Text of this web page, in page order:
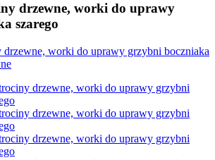
drzewne, worki do uprawy
szarego